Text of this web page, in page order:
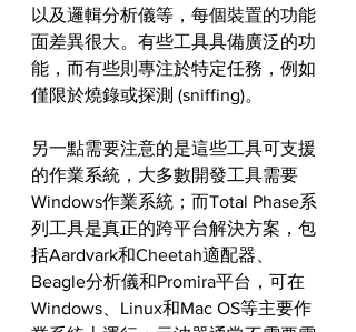
以及邏輯分析儀等，每個裝置的功能
面差異很大。有些工具具備廣泛的功
能，而有些則專注於特定任務，例如
僅限於燒錄或探測 (sniffing)。
另一點需要注意的是這些工具可支援
的作業系統，大多數開發工具需要
Windows作業系統；而Total Phase系
列工具是真正的跨平台解決方案，包
括Aardvark和Cheetah適配器、
Beagle分析儀和Promira平台，可在
Windows、Linux和Mac OS等主要作